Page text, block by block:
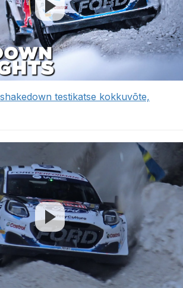
testikatse kokkuvõte,